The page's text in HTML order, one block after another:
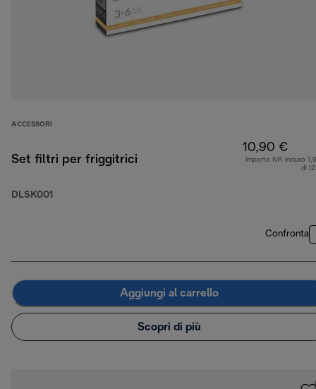
ACCESSORI
Set filtri per friggitrici
DLSK001
10,90 €
Importo IVA incluso
di
Confronta
Aggiungi al carrello
Scopri di più